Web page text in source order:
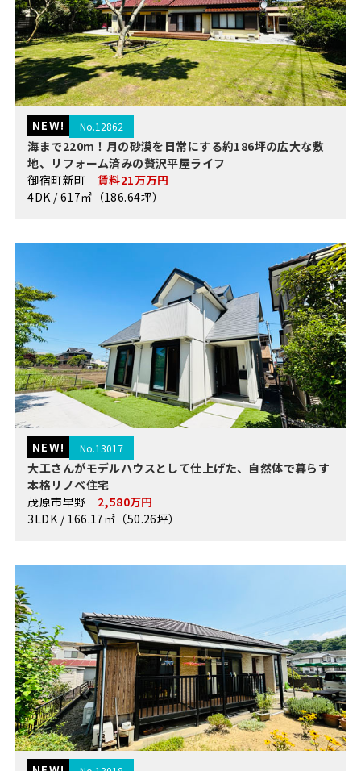
NEW! No.12862
海まで220m！月の砂漠を日常にする約186坪の広大な敷
地、リフォーム済みの贅沢平屋ライフ
御宿町新町 賃料21万万円
4DK / 617㎡（186.64坪）
NEW! No.13017
大工さんがモデルハウスとして仕上げた、自然体で暮らす
本格リノベ住宅
茂原市早野 2,580万円
3LDK / 166.17㎡（50.26坪）